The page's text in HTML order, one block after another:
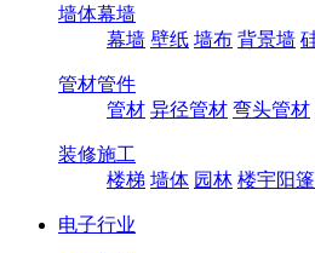
墙体幕墙
幕墙 壁纸 墙布 背景墙
管材管件
管材 异径管材 弯头管材
装修施工
楼梯 墙体 园林 楼宇阳
电子行业